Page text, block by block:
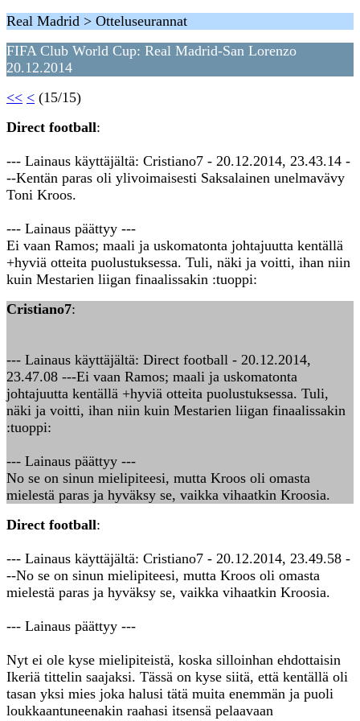
Real Madrid > Otteluseurannat
FIFA Club World Cup: Real Madrid-San Lorenzo
20.12.2014
<< < (15/15)
Direct football:
--- Lainaus käyttäjältä: Cristiano7 - 20.12.2014, 23.43.14 -
--Kentän paras oli ylivoimaisesti Saksalainen unelmavävy
Toni Kroos.
--- Lainaus päättyy ---
Ei vaan Ramos; maali ja uskomatonta johtajuutta kentällä
+hyviä otteita puolustuksessa. Tuli, näki ja voitti, ihan niin
kuin Mestarien liigan finaalissakin :tuoppi:
Cristiano7:
--- Lainaus käyttäjältä: Direct football - 20.12.2014,
23.47.08 ---Ei vaan Ramos; maali ja uskomatonta
johtajuutta kentällä +hyviä otteita puolustuksessa. Tuli,
näki ja voitti, ihan niin kuin Mestarien liigan finaalissakin
:tuoppi:
--- Lainaus päättyy ---
No se on sinun mielipiteesi, mutta Kroos oli omasta
mielestä paras ja hyväksy se, vaikka vihaatkin Kroosia.
Direct football:
--- Lainaus käyttäjältä: Cristiano7 - 20.12.2014, 23.49.58 -
--No se on sinun mielipiteesi, mutta Kroos oli omasta
mielestä paras ja hyväksy se, vaikka vihaatkin Kroosia.
--- Lainaus päättyy ---
Nyt ei ole kyse mielipiteistä, koska silloinhan ehdottaisin
Ikeriä tittelin saajaksi. Tässä on kyse siitä, että kentällä oli
tasan yksi mies joka halusi tätä muita enemmän ja puoli
loukkaantuneenakin raahasi itsensä pelaavaan